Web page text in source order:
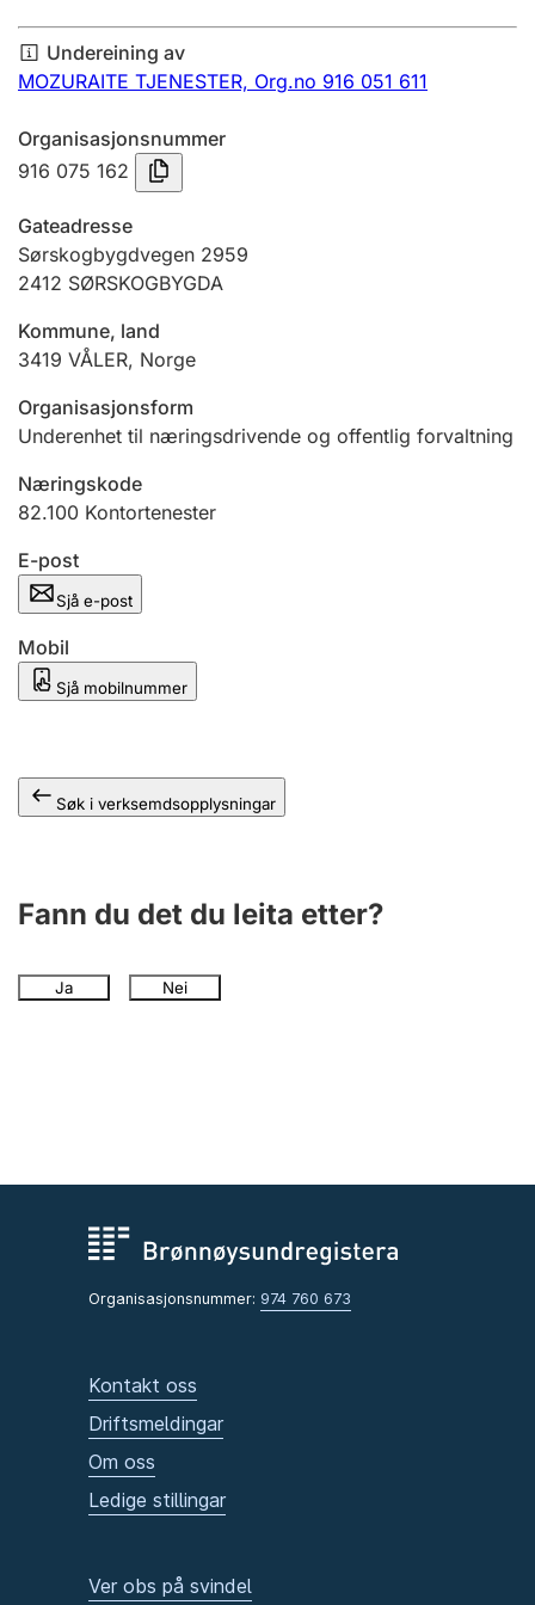
Årsrekneskap
Innsending og forseinkingsgebyr
Tinglysing
Jeger
Betaling og jegeravgiftskort
Ektepaktrettleiaren
Undereining av
MOZURAITE TJENESTER, Org.no 916 051 611
Organisasjonsnummer
916 075 162
Gateadresse
Sørskogbygdvegen 2959
2412 SØRSKOGBYGDA
Kommune, land
3419 VÅLER, Norge
Organisasjonsform
Underenhet til næringsdrivende og offentlig forvaltning
Næringskode
82.100 Kontortenester
E-post
Sjå e-post
Mobil
Sjå mobilnummer
Søk i verksemdsopplysningar
Fann du det du leita etter?
Ja Nei
Organisasjonsnummer: 974 760 673
Kontakt oss
Driftsmeldingar
Om oss
Ledige stillingar
Ver obs på svindel